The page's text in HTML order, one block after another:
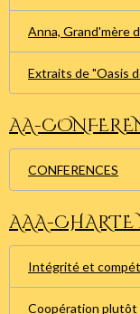
Anna, Grand'mère
Extraits de "Oasis
AA-
CONFERENCES
AAA-CHARTE
Intégrité et
Coopération plutôt